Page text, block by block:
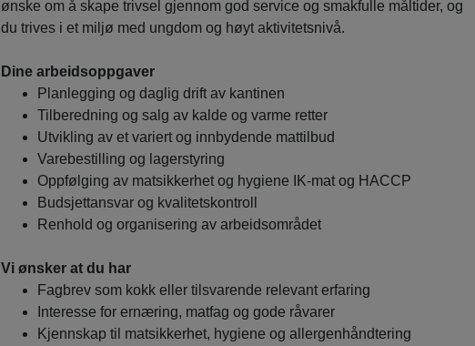
ønske om å skape trivsel gjennom god service og smakfulle måltider, og
du trives i et miljø med ungdom og høyt aktivitetsnivå.
Dine arbeidsoppgaver
Planlegging og daglig drift av kantinen
Tilberedning og salg av kalde og varme retter
Utvikling av et variert og innbydende mattilbud
Varebestilling og lagerstyring
Oppfølging av matsikkerhet og hygiene IK-mat og HACCP
Budsjettansvar og kvalitetskontroll
Renhold og organisering av arbeidsområdet
Vi ønsker at du har
Fagbrev som kokk eller tilsvarende relevant erfaring
Interesse for ernæring, matfag og gode råvarer
Kjennskap til matsikkerhet, hygiene og allergenhåndtering